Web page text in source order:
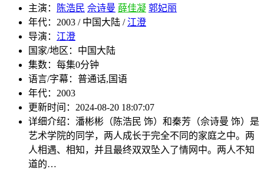
主演：
陈浩民 佘诗曼 薛佳凝 郭妃丽
年代： 2003 / 中国大陆 / 江澄
导演： 江澄
国家/地区： 中国大陆
集数： 每集0分钟
语言/字幕： 普通话,国语
年代： 2003
更新时间： 2024-08-20 18:07:07
详细介绍： 潘彬彬（陈浩民 饰）和秦芳（佘诗曼 饰）是
艺术学院的同学，两人成长于完全不同的家庭之中。两
人相遇、相知，并且最终双双坠入了情网中。两人不知
道的…